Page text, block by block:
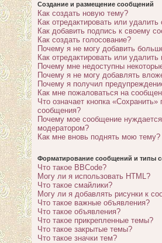
Создание и размещение сообщений
Как создать новую тему?
Как отредактировать или
Как добавить подпись к своему
Как создать голосование?
Почему я не могу добавить
Как отредактировать или удалить
Почему мне недоступны
Почему я не могу добавлять
Почему я получил
Как мне пожаловаться на
Что означает кнопка «Сохранить»
сообщения?
Почему мое сообщение
модератором?
Как мне вновь поднять мою тему?
Форматирование сообщений и типы
Что такое BBCode?
Могу ли я использовать HTML?
Что такое смайлики?
Могу ли я добавлять рисунки к
Что такое важные объявления?
Что такое объявления?
Что такое прикрепленные темы?
Что такое закрытые темы?
Что такое значки тем?